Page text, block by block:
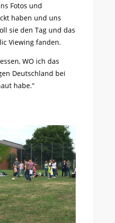
Fotos und
haben und uns
sie den Tag und das
Viewing fanden.
WO ich das
Deutschland bei
habe.“